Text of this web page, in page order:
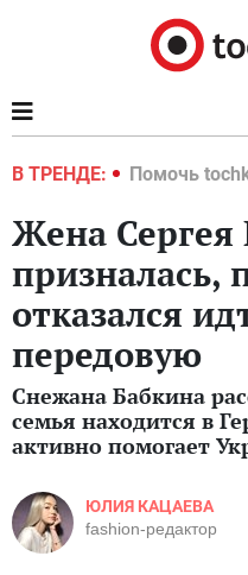
В ТРЕНДЕ:
2022 Помочь
Жена Сергея
призналась,
отказался
передовую
Снежана Бабкина
семья находится в
активно помогает
ЮЛИЯ КАЦАЕВА
fashion-редактор